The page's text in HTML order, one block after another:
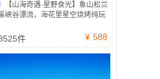
【山海奇遇·星野食光】象山松兰
峡谷漂流，海花里星空烧烤纯玩
件 ¥ 588